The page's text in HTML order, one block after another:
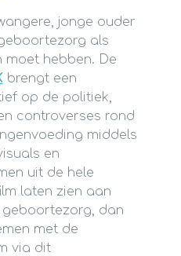
jonge ouder
als
moet hebben. De
brengt een
op de politiek,
controverses rond
middels
en
uit de hele
laten zien aan
geboortezorg, dan
met de
via dit